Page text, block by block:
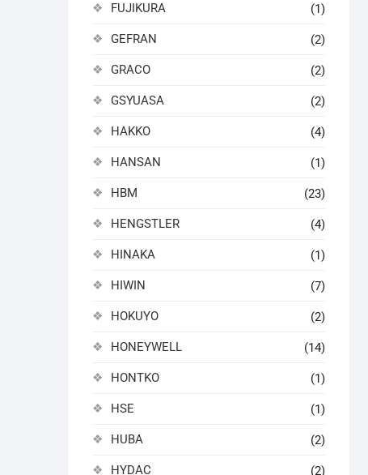
FUJIKURA (1)
GEFRAN (2)
GRACO (2)
GSYUASA (2)
HAKKO (4)
HANSAN (1)
HBM (23)
HENGSTLER (4)
HINAKA (1)
HIWIN (7)
HOKUYO (2)
HONEYWELL (14)
HONTKO (1)
HSE (1)
HUBA (2)
HYDAC (2)